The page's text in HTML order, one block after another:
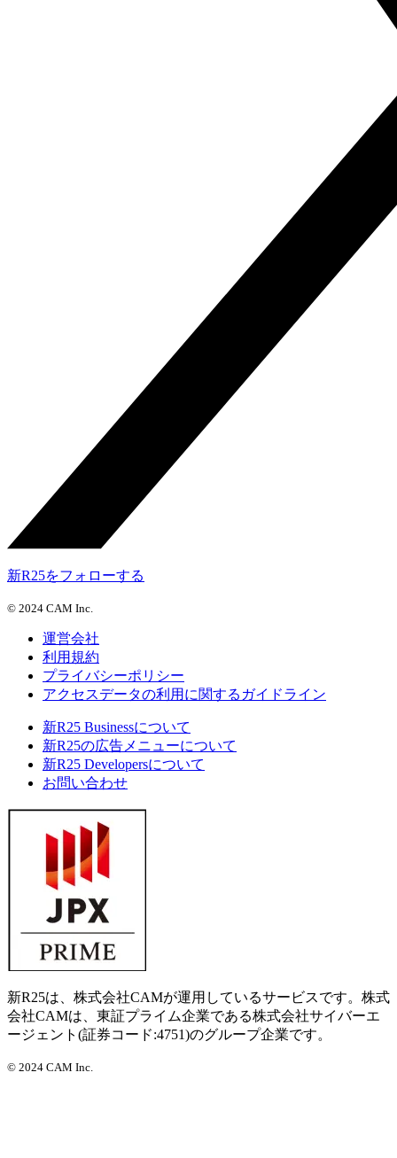
新R25をフォローする
© 2024 CAM Inc.
運営会社
利用規約
プライバシーポリシー
アクセスデータの利用に関するガイドライン
新R25 Businessについて
新R25の広告メニューについて
新R25 Developersについて
お問い合わせ
新R25は、株式会社CAMが運用しているサービスです。株式
会社CAMは、東証プライム企業である株式会社サイバーエ
ージェント(証券コード:4751)のグループ企業です。
© 2024 CAM Inc.